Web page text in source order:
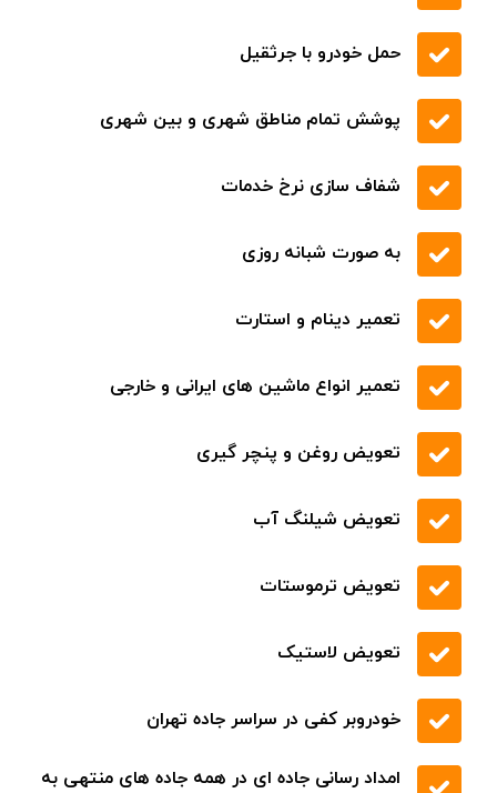
حمل خودرو با جرثقیل
پوشش تمام مناطق شهری و بین شهری
شفاف سازی نرخ خدمات
به صورت شبانه روزی
تعمیر دینام و استارت
تعمیر انواع ماشین های ایرانی و خارجی
تعویض روغن و پنچر گیری
تعویض شیلنگ آب
تعویض ترموستات
تعویض لاستیک
خودروبر کفی در سراسر جاده تهران
امداد رسانی جاده ای در همه جاده های منتهی به